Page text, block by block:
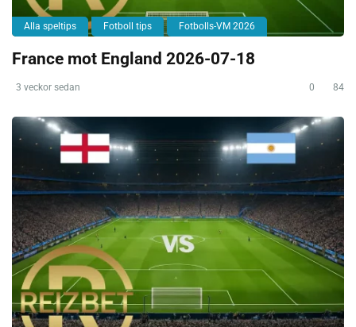
Alla speltips Fotboll tips Fotbolls-VM 2026
France mot England 2026-07-18
3 veckor sedan 0 84